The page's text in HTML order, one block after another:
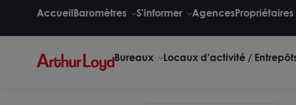
AccueilBaromètres S'informer AgencesPropriétaires
Bureaux Locaux d'activité /